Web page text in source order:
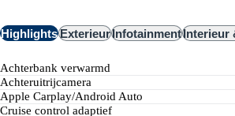
HighlightsExterieurInfotainmentInterieur
achterbank verwarmd
achteruitrijcamera
Apple Carplay/Android Auto
cruise control adaptief